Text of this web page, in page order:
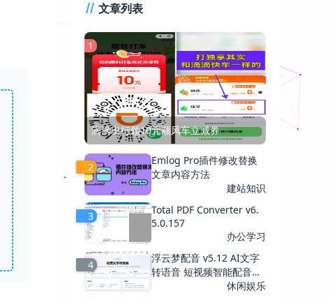
文章列表
1
滴滴出行领10元顺风车立减券
2
Emlog Pro插件修改替换
文章内容方法
建站知识
3
Total PDF Converter v6.
5.0.157
办公学习
4
浮云梦配音 v5.12 AI文字
转语音 短视频智能配音工
休闲娱乐